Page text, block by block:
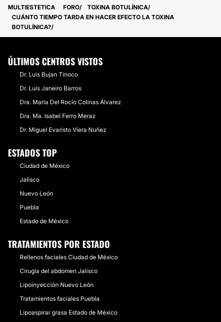
MULTIESTETICA FORO
TOXINA BOTULÍNICA
CUÁNTO TIEMPO TARDA EN HACER EFECTO LA TOXINA
BOTULÍNICA?
ÚLTIMOS CENTROS VISTOS
Dr. Luis Bujan Tinoco
Dr. Luis Janeiro Barros
Dra. María Del Rocío Colinas Álvarez
Dra. Ma. Isabel Ferro Meraz
Dr. Miguel Evaristo Viera Nuñez
ESTADOS TOP
Ciudad de México
Jalisco
Nuevo León
Puebla
Estado de México
TRATAMIENTOS POR ESTADO
Rellenos faciales Ciudad de México
Cirugía del abdomen Jalisco
Lipoinyección Nuevo León
Tratamientos faciales Puebla
Lipoaspirar grasa Estado de México